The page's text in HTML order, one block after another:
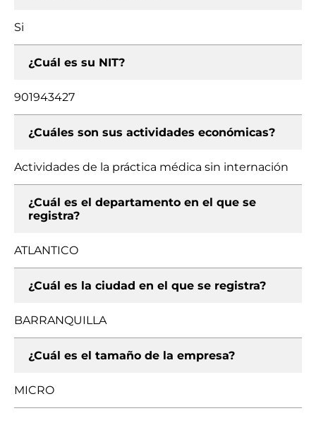
Si
¿Cuál es su NIT?
901943427
¿Cuáles son sus actividades económicas?
Actividades de la práctica médica sin internación
¿Cuál es el departamento en el que se
registra?
ATLANTICO
¿Cuál es la ciudad en el que se registra?
BARRANQUILLA
¿Cuál es el tamaño de la empresa?
MICRO